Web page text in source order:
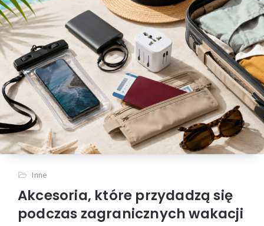
Inne
Akcesoria, które przydadzą się
podczas zagranicznych wakacji